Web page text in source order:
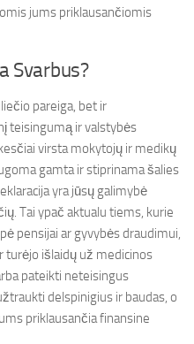
jums priklausančiomis
Svarbus?
pareiga, bet ir
teisingumą ir valstybės
virsta mokytojų ir medikų
gamta ir stiprinama šalies
yra jūsų galimybė
Tai ypač aktualu tiems, kurie
pensijai ar gyvybės draudimui,
turėjo išlaidų už medicinos
pateikti neteisingus
delspinigius ir baudas, o
priklausančia finansine